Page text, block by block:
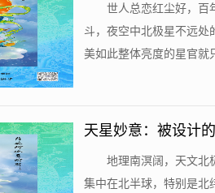
世人总恋红尘好，百
斗，夜空中北极星不远处
美如此整体亮度的星官就
天星妙意：被设计
地理南溟阔，天文北
集中在北半球，特别是北